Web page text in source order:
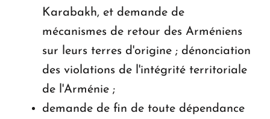
Karabakh, et demande de
mécanismes de retour des Arméniens
sur leurs terres d'origine ; dénonciation
des violations de l'intégrité territoriale
de l'Arménie ;
demande de fin de toute dépendance